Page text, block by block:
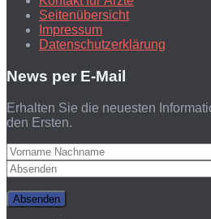
Seitenübersicht
Impressum
Datenschutzerklärung
News per E-Mail
Erhalten Sie die neuesten
den Ersten.